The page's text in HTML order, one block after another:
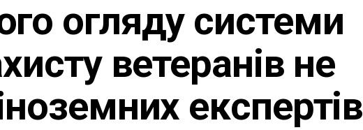
огляду системи
ветеранів не
експертів